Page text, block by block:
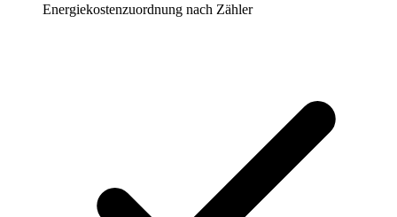
Energiekostenzuordnung nach Zähler